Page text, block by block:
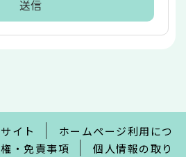
イト
ホームページ利用につ
・免責事項
個人情報の取り